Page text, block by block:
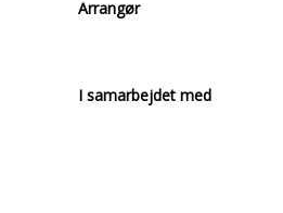
Arrangør
I samarbejdet med